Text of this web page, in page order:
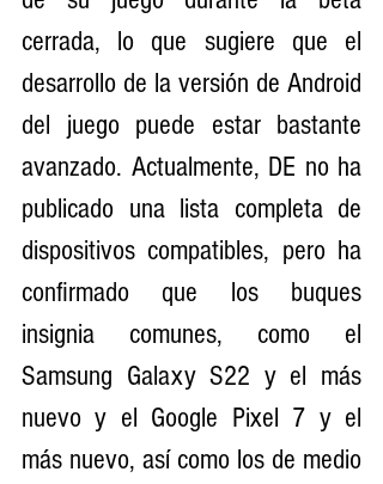
cerrada, lo que sugiere que el
desarrollo de la versión de Android
del juego puede estar bastante
avanzado. Actualmente, DE no ha
publicado una lista completa de
dispositivos compatibles, pero ha
confirmado que los buques
insignia comunes, como el
Samsung Galaxy S22 y el más
nuevo y el Google Pixel 7 y el
más nuevo, así como los de medio